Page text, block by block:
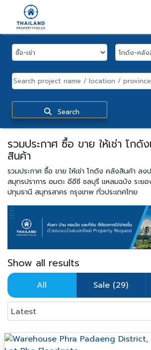
Search
รวมประกาศ ซื้อ ขาย ให้เช่า โกดั
สินค้า
รวมประกาศ ซื้อ ขาย ให้เช่า โกดัง คลังสินค้า ลง
สมุทรปราการ อมตะ อีอีซี ชลบุรี แหลมฉบัง ระยอ
ปทุมธานี สมุทรสาคร กรุงเทพ ทั่วประเทศไทย
Show all results
All Sale (29)